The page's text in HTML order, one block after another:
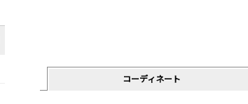
コーディネート